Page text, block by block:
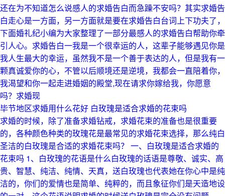
还在为不知道怎么说感人的求婚告白而急躁不安吗？其实求婚告
白走心是一方面，另一方面就是要在求婚告白台词上下功夫了，
下面婚礼纪小编为大家整理了一部分最感人的求婚告白帮助你牵
引人心。求婚告白一我是一个很幸运的人，这辈子能够遇见你是
我人生最大的幸运，虽然我不是一个善于表达的人，但是我有一
颗真诚爱你的心，不管以后顺境还是逆境，我都会一直陪着你，
我渴望和你一起走进婚姻的殿堂,现在请求你嫁给我，你愿意
吗？求婚现
毕节地区求婚用什么花好 白玫瑰是适合求婚的花束吗
求婚的时候，除了准备求婚钻戒，求婚花束的准备也是很重要
的，各种颜色种类的玫瑰花是最常见的求婚花束选择，那么纯白
圣洁的白玫瑰是合适的求婚花束吗？ 一、白玫瑰是适合求婚的
花束吗 1、白玫瑰的花语是什么白玫瑰的话语是尊敬、诚实、高
贵、智慧、纯洁、纯情、天真，送白玫瑰也代表她在你心中是纯
洁的，你们的爱情也是简单、纯粹的，而且象征你们是天造地设